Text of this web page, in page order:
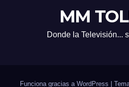
MM
Donde la Televisión...
Funciona gracias a WordPress